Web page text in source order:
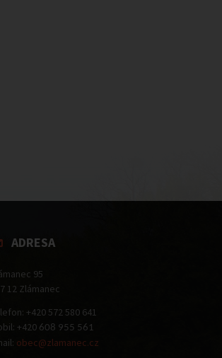
ADRESA
95
12 Zlámanec
+420 572 580 641
+420 608 955 561
obec@zlamanec.cz